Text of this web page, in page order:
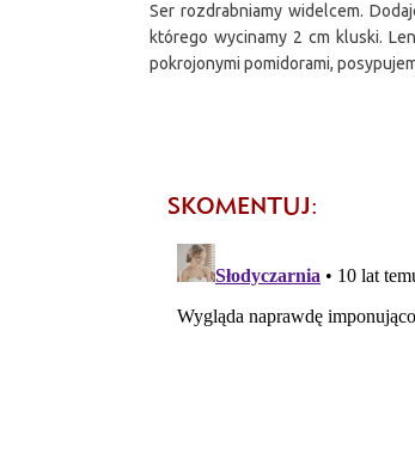
Ser rozdrabniamy widelcem.
którego wycinamy 2 cm kluski.
pokrojonymi pomidorami,
SKOMENTUJ: